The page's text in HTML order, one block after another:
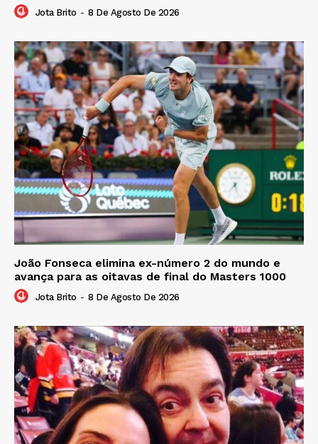
Jota Brito - 8 De Agosto De 2026
João Fonseca elimina ex-número 2 do mundo e
avança para as oitavas de final do Masters 1000
Jota Brito - 8 De Agosto De 2026